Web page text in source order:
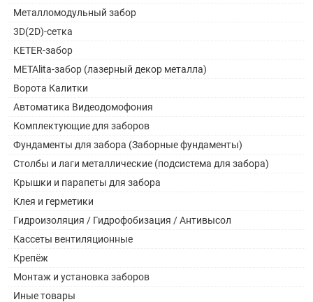
Металломодульный забор
3D(2D)-сетка
KETER-забор
METAlita-забор (лазерный декор металла)
Ворота Калитки
Автоматика Видеодомофония
Комплектующие для заборов
Фундаменты для забора (Заборные фундаменты)
Столбы и лаги металлические (подсистема для забора)
Крышки и парапеты для забора
Клея и герметики
Гидроизоляция / Гидрофобизация / Антивысол
Кассеты вентиляционные
Крепёж
Монтаж и установка заборов
Иные товары